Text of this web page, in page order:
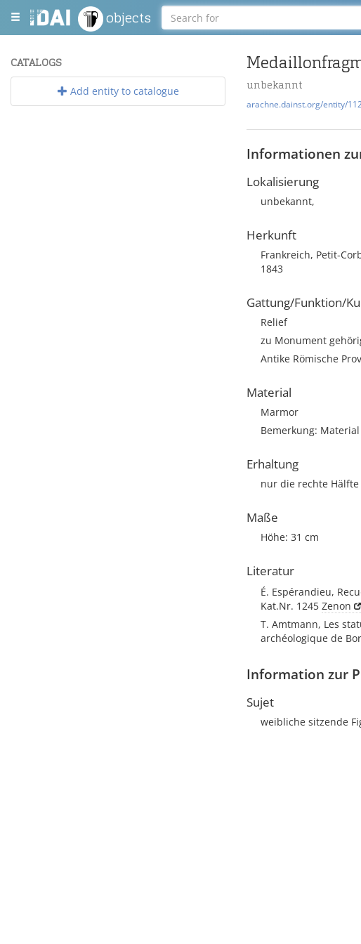
objects
CATALOGS
Add entity to catalogue unbekannt
arachne.dainst.org/entity/
Informationen
Lokalisierung
unbekannt,
Herkunft
Frankreich, Petit-
1843
Gattung/Funktion/
Relief
zu Monument
Antike Römische
Material
Marmor
Bemerkung:
Erhaltung
nur die rechte
Maße
Höhe: 31 cm
Literatur
É. Espérandieu,
Kat.Nr. 1245 Zenon
T. Amtmann, Les
archéologique de
Information zur
Sujet
weibliche sitzende